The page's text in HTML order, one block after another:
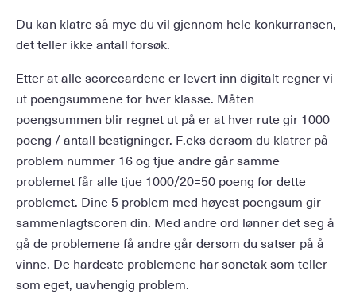
Du kan klatre så mye du vil gjennom hele konkurransen,
det teller ikke antall forsøk.
Etter at alle scorecardene er levert inn digitalt regner vi
ut poengsummene for hver klasse. Måten
poengsummen blir regnet ut på er at hver rute gir 1000
poeng / antall bestigninger. F.eks dersom du klatrer på
problem nummer 16 og tjue andre går samme
problemet får alle tjue 1000/20=50 poeng for dette
problemet. Dine 5 problem med høyest poengsum gir
sammenlagtscoren din. Med andre ord lønner det seg å
gå de problemene få andre går dersom du satser på å
vinne. De hardeste problemene har sonetak som teller
som eget, uavhengig problem.